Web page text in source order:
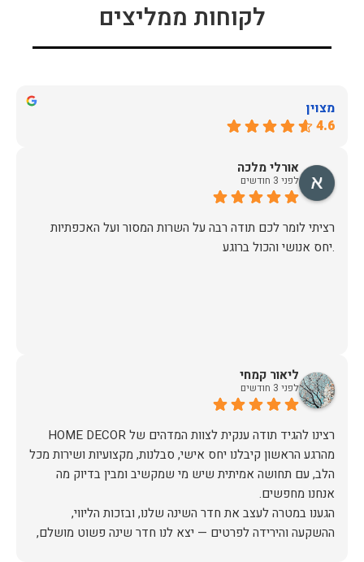
לקוחות ממליצים
מצוין
4.6
אורלי מלכה
לפני 3 חודשים
רציתי לומר לכם תודה רבה על השרות המסור ועל האכפתיות
.יחס אנושי והכול ברוגע
ליאור קמחי
לפני 3 חודשים
מהרגע הראשון קיבלנו יחס אישי, סבלנות, מקצועיות ושירות מכל
הלב, עם תחושה אמיתית שיש מי שמקשיב ומבין בדיוק מה
הגענו במטרה לעצב את חדר השינה שלנו, ובזכות הליווי,
ההשקעה והירידה לפרטים — יצא לנו חדר שינה פשוט מושלם,